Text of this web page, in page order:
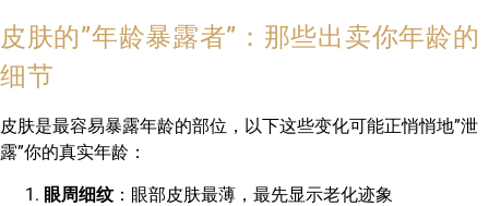
皮肤的”年龄暴露者”：那些出卖你年龄的
细节
皮肤是最容易暴露年龄的部位，以下这些变化可能正悄悄地”泄
露”你的真实年龄：
眼周细纹：眼部皮肤最薄，最先显示老化迹象